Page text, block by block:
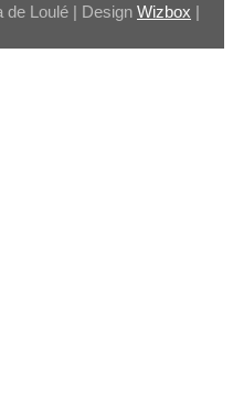
de Loulé | Design Wizbox |